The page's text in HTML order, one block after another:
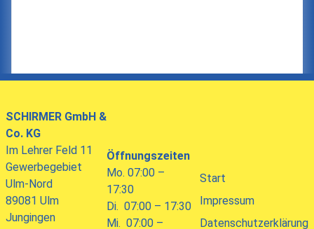
SCHIRMER GmbH &
Co. KG
Im Lehrer Feld 11
Gewerbegebiet
Ulm-Nord
89081 Ulm
Jungingen
Öffnungszeiten
Mo. 07:00 –
17:30
Di. 07:00 – 17:30
Mi. 07:00 –
Start
Impressum
Datenschutzerklärung